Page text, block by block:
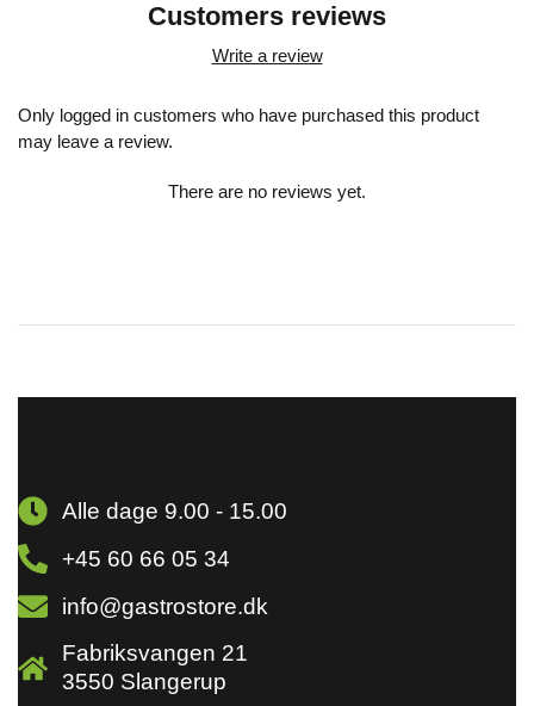
Customers reviews
Write a review
There are no reviews yet.
Only logged in customers who have purchased this product
may leave a review.
Alle dage 9.00 - 15.00
+45 60 66 05 34
info@gastrostore.dk
Fabriksvangen 21
3550 Slangerup